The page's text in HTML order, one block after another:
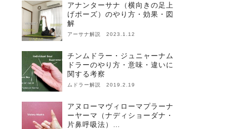
アナンターサナ（横向きの足上
げポーズ）のやり方・効果・図
解
アーサナ解説 2023.1.12
チンムドラー・ジュニャーナム
ドラーのやり方・意味・違いに
関する考察
ムドラー解説 2019.2.19
アヌローマヴィローマプラーナ
ーヤーマ（ナディショーダナ・
片鼻呼吸法）…